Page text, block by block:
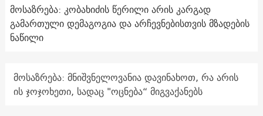
მოსაზრება: კობახიძის წერილი არის კარგად
გამართული დემაგოგია და არჩევნებისთვის მზადების
ნაწილი
მოსაზრება: მნიშვნელოვანია დავინახოთ, რა არის
ის ჯოჯოხეთი, სადაც "ოცნება“ მიგვაქანებს